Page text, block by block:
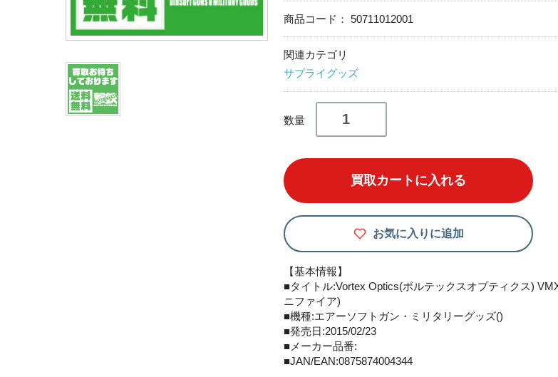
商品コード： 50711012001
関連カテゴリ
サプライグッズ
数量
買取カートに入れる
お気に入りに追加
【基本情報】
■タイトル:Vortex Optics(ボルテックスオプティクス)
ニファイア)
■機種:エアーソフトガン・ミリタリーグッズ()
■発売日:2015/02/23
■メーカー品番:
■JAN/EAN:0875874004344